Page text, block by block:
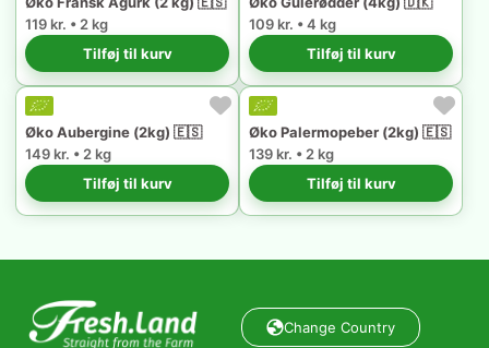
119 kr. • 2 kg
Tilføj til kurv
109 kr. • 4 kg
Tilføj til kurv
Øko Aubergine (2kg) 🇪🇸
149 kr. • 2 kg
Tilføj til kurv
Øko Palermopeber (2kg) 🇪🇸
139 kr. • 2 kg
Tilføj til kurv
Change Country